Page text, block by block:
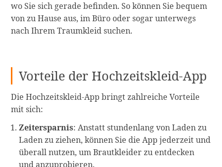
wo Sie sich gerade befinden. So können Sie bequem
von zu Hause aus, im Büro oder sogar unterwegs
nach Ihrem Traumkleid suchen.
Vorteile der Hochzeitskleid-App
Die Hochzeitskleid-App bringt zahlreiche Vorteile
mit sich:
Zeitersparnis: Anstatt stundenlang von Laden zu
Laden zu ziehen, können Sie die App jederzeit und
überall nutzen, um Brautkleider zu entdecken
und anzuprobieren.